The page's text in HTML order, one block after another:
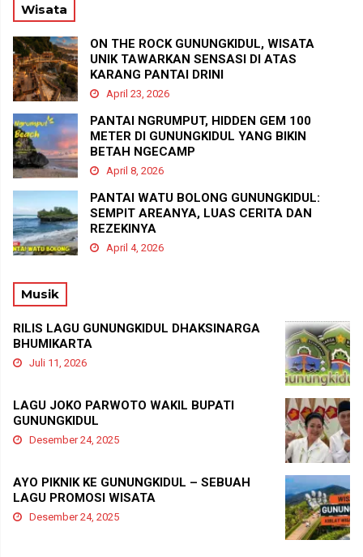
Wisata
ON THE ROCK GUNUNGKIDUL, WISATA
UNIK TAWARKAN SENSASI DI ATAS
KARANG PANTAI DRINI
April 23, 2026
PANTAI NGRUMPUT, HIDDEN GEM 100
METER DI GUNUNGKIDUL YANG BIKIN
BETAH NGECAMP
April 8, 2026
PANTAI WATU BOLONG GUNUNGKIDUL:
SEMPIT AREANYA, LUAS CERITA DAN
REZEKINYA
April 4, 2026
Musik
RILIS LAGU GUNUNGKIDUL DHAKSINARGA
BHUMIKARTA
Juli 11, 2026
LAGU JOKO PARWOTO WAKIL BUPATI
GUNUNGKIDUL
Desember 24, 2025
AYO PIKNIK KE GUNUNGKIDUL – SEBUAH
LAGU PROMOSI WISATA
Desember 24, 2025